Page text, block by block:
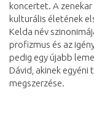
koncertet. A
kulturális életének
Kelda név
profizmus és az
pedig egy újabb
Dávid, akinek
megszerzése.